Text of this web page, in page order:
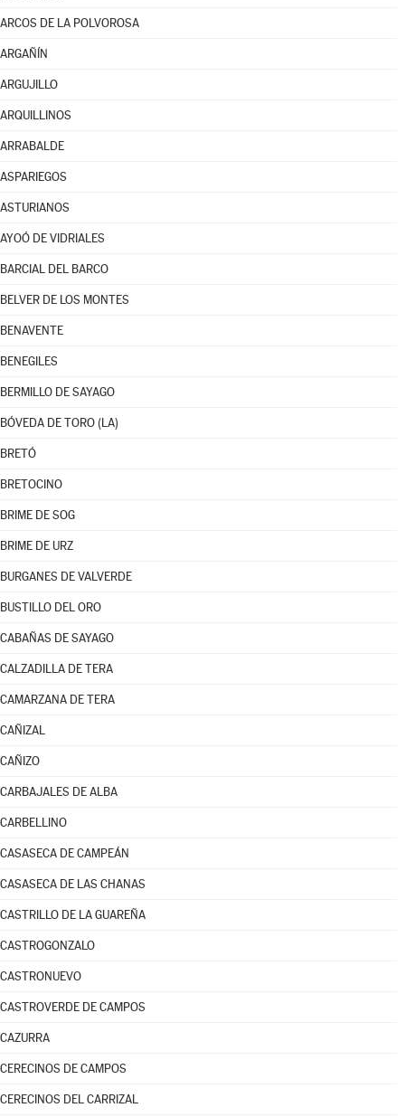
ARCOS DE LA POLVOROSA
ARGAÑÍN
ARGUJILLO
ARQUILLINOS
ARRABALDE
ASPARIEGOS
ASTURIANOS
AYOÓ DE VIDRIALES
BARCIAL DEL BARCO
BELVER DE LOS MONTES
BENAVENTE
BENEGILES
BERMILLO DE SAYAGO
BÓVEDA DE TORO (LA)
BRETÓ
BRETOCINO
BRIME DE SOG
BRIME DE URZ
BURGANES DE VALVERDE
BUSTILLO DEL ORO
CABAÑAS DE SAYAGO
CALZADILLA DE TERA
CAMARZANA DE TERA
CAÑIZAL
CAÑIZO
CARBAJALES DE ALBA
CARBELLINO
CASASECA DE CAMPEÁN
CASASECA DE LAS CHANAS
CASTRILLO DE LA GUAREÑA
CASTROGONZALO
CASTRONUEVO
CASTROVERDE DE CAMPOS
CAZURRA
CERECINOS DE CAMPOS
CERECINOS DEL CARRIZAL